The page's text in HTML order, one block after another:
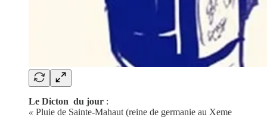
Le Dicton du jour :
« Pluie de Sainte-Mahaut (reine de germanie au Xeme